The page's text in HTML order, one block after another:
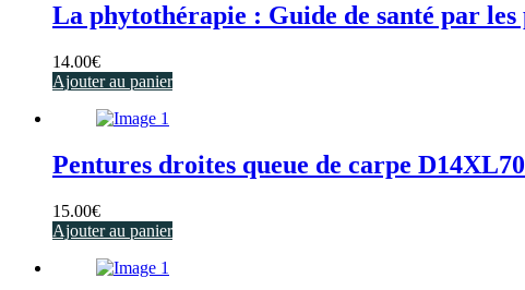
La phytothérapie : Guide de santé par
14.00€
Ajouter au panier
Pentures droites queue de carpe
15.00€
Ajouter au panier